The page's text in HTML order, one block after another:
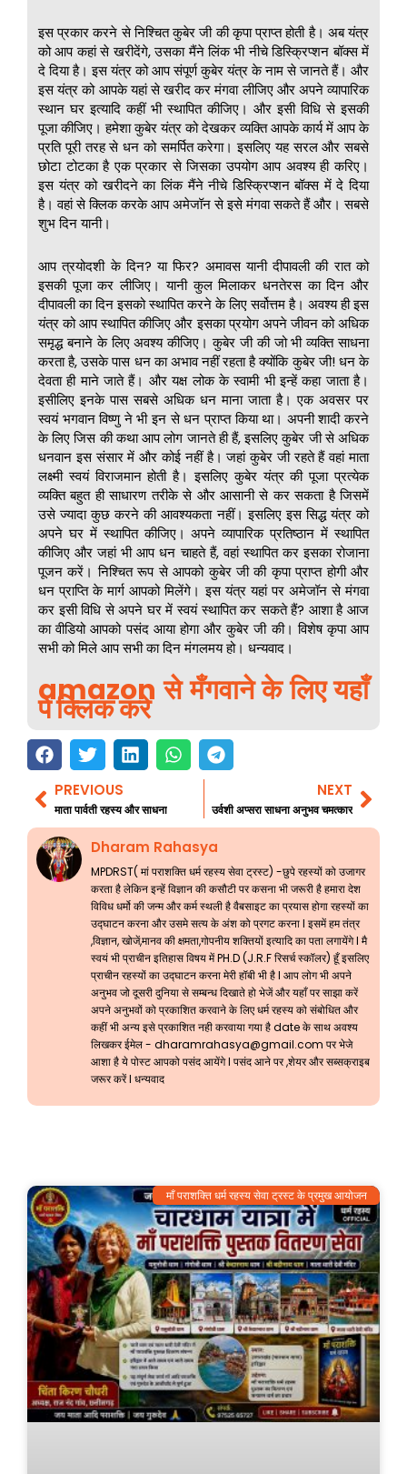
इस प्रकार करने से निश्चित कुबेर जी की कृपा प्राप्त होती है। अब यंत्र
को आप कहां से खरीदेंगे, उसका मैंने लिंक भी नीचे डिस्क्रिप्शन बॉक्स में
दे दिया है। इस यंत्र को आप संपूर्ण कुबेर यंत्र के नाम से जानते हैं। और
इस यंत्र को आपके यहां से खरीद कर मंगवा लीजिए और अपने व्यापारिक
स्थान घर इत्यादि कहीं भी स्थापित कीजिए। और इसी विधि से इसकी
पूजा कीजिए। हमेशा कुबेर यंत्र को देखकर व्यक्ति आपके कार्य में आप के
प्रति पूरी तरह से धन को समर्पित करेगा। इसलिए यह सरल और सबसे
छोटा टोटका है एक प्रकार से जिसका उपयोग आप अवश्य ही करिए।
इस यंत्र को खरीदने का लिंक मैंने नीचे डिस्क्रिप्शन बॉक्स में दे दिया
है। वहां से क्लिक करके आप अमेजॉन से इसे मंगवा सकते हैं और। सबसे
शुभ दिन यानी।
आप त्रयोदशी के दिन? या फिर? अमावस यानी दीपावली की रात को
इसकी पूजा कर लीजिए। यानी कुल मिलाकर धनतेरस का दिन और
दीपावली का दिन इसको स्थापित करने के लिए सर्वोत्तम है। अवश्य ही इस
यंत्र को आप स्थापित कीजिए और इसका प्रयोग अपने जीवन को अधिक
समृद्ध बनाने के लिए अवश्य कीजिए। कुबेर जी की जो भी व्यक्ति साधना
करता है, उसके पास धन का अभाव नहीं रहता है क्योंकि कुबेर जी! धन के
देवता ही माने जाते हैं। और यक्ष लोक के स्वामी भी इन्हें कहा जाता है।
इसीलिए इनके पास सबसे अधिक धन माना जाता है। एक अवसर पर
स्वयं भगवान विष्णु ने भी इन से धन प्राप्त किया था। अपनी शादी करने
के लिए जिस की कथा आप लोग जानते ही हैं, इसलिए कुबेर जी से अधिक
धनवान इस संसार में और कोई नहीं है। जहां कुबेर जी रहते हैं वहां माता
लक्ष्मी स्वयं विराजमान होती है। इसलिए कुबेर यंत्र की पूजा प्रत्येक
व्यक्ति बहुत ही साधारण तरीके से और आसानी से कर सकता है जिसमें
उसे ज्यादा कुछ करने की आवश्यकता नहीं। इसलिए इस सिद्ध यंत्र को
अपने घर में स्थापित कीजिए। अपने व्यापारिक प्रतिष्ठान में स्थापित
कीजिए और जहां भी आप धन चाहते हैं, वहां स्थापित कर इसका रोजाना
पूजन करें। निश्चित रूप से आपको कुबेर जी की कृपा प्राप्त होगी और
धन प्राप्ति के मार्ग आपको मिलेंगे। इस यंत्र यहां पर अमेजॉन से मंगवा
कर इसी विधि से अपने घर में स्वयं स्थापित कर सकते हैं? आशा है आज
का वीडियो आपको पसंद आया होगा और कुबेर जी की। विशेष कृपा आप
सभी को मिले आप सभी का दिन मंगलमय हो। धन्यवाद।
amazon से मँगवाने के लिए यहाँ
पे क्लिक करे
Prev
PREVIOUS
माता पार्वती रहस्य और साधना
NEXT
उर्वशी अप्सरा साधना अनुभव चमत्कार
Dharam Rahasya
MPDRST( मां पराशक्ति धर्म रहस्य सेवा ट्रस्ट) -छुपे रहस्यों को उजागर
करता है लेकिन इन्हें विज्ञान की कसौटी पर कसना भी जरूरी है हमारा देश
विविध धर्मो की जन्म और कर्म स्थली है वैबसाइट का प्रयास होगा रहस्यों का
उद्घाटन करना और उसमे सत्य के अंश को प्रगट करना l इसमें हम तंत्र
,विज्ञान, खोजें,मानव की क्षमता,गोपनीय शक्तियों इत्यादि का पता लगायेंगे l मै
स्वयं भी प्राचीन इतिहास विषय में PH.D (J.R.F रिसर्च स्कॉलर) हूँ इसलिए
प्राचीन रहस्यों का उद्घाटन करना मेरी हॉबी भी है l आप लोग भी अपने
अनुभव जो दूसरी दुनिया से सम्बन्ध दिखाते हो भेजें और यहाँ पर साझा करें
अपने अनुभवों को प्रकाशित करवाने के लिए धर्म रहस्य को संबोधित और
कहीं भी अन्य इसे प्रकाशित नही करवाया गया है date के साथ अवश्य
लिखकर ईमेल - dharamrahasya@gmail.com पर भेजे
आशा है ये पोस्ट आपको पसंद आयेंगे l पसंद आने पर ,शेयर और सब्सक्राइब
जरूर करें l धन्यवाद
माँ पराशक्ति धर्म रहस्य सेवा ट्रस्ट के प्रमुख आयोजन